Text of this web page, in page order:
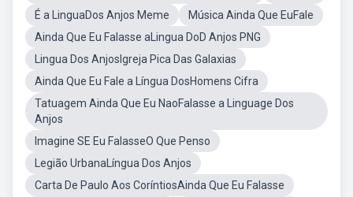
É a LinguaDos Anjos Meme
Música Ainda Que EuFale
Ainda Que Eu Falasse aLingua DoD Anjos PNG
Lingua Dos AnjosIgreja Pica Das Galaxias
Ainda Que Eu Fale a Língua DosHomens Cifra
Tatuagem Ainda Que Eu NaoFalasse a Linguage Dos
Anjos
Imagine SE Eu FalasseO Que Penso
Legião UrbanaLíngua Dos Anjos
Carta De Paulo Aos CoríntiosAinda Que Eu Falasse